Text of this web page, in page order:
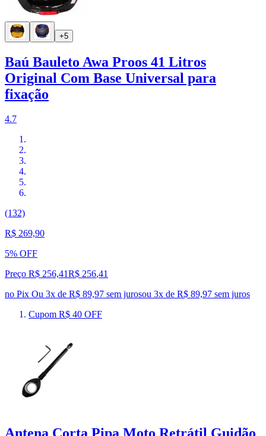
+5
Baú Bauleto Awa Proos 41 Litros
Original Com Base Universal para
fixação
4.7
(132)
R$ 269,90
5% OFF
Preço R$ 256,41R$ 256,41
no Pix Ou 3x de R$ 89,97 sem jurosou 3x de R$ 89,97 sem juros
Cupom R$ 40 OFF